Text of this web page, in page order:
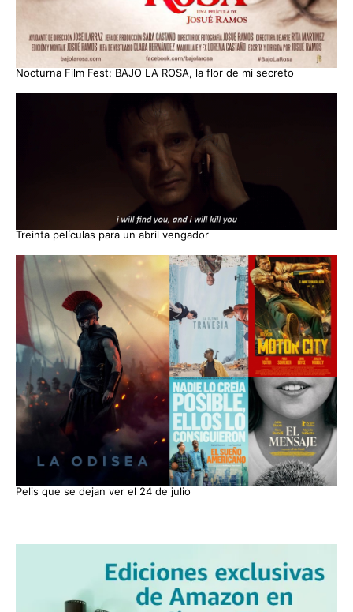
Nocturna Film Fest: BAJO LA ROSA, la flor de mi secreto
Treinta películas para un abril vengador
Pelis que se dejan ver el 24 de julio